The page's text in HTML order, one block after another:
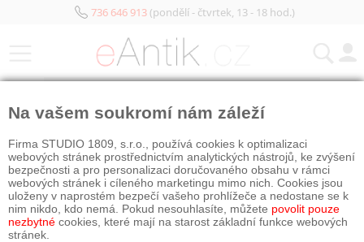
736 646 913(pondělí - čtvrtek, 13 - 18 hod.)
Na vašem soukromí nám záleží
Firma STUDIO 1809, s.r.o., používá cookies k optimalizaci
webových stránek prostřednictvím analytických nástrojů, ke zvýšení
bezpečnosti a pro personalizaci doručovaného obsahu v rámci
webových stránek i cíleného marketingu mimo nich. Cookies jsou
uloženy v naprostém bezpečí vašeho prohlížeče a nedostane se k
nim nikdo, kdo nemá. Pokud nesouhlasíte, můžete povolit pouze
nezbytné cookies, které mají na starost základní funkce webových
stránek.